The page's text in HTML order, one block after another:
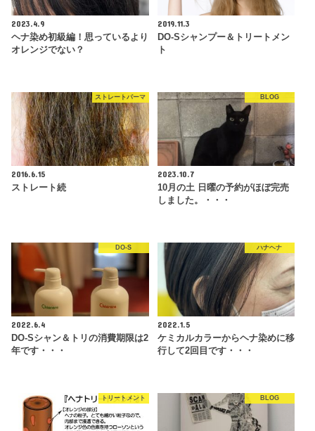
2023.4.9
ヘナ染め初級編！思っているより
オレンジでない？
2019.11.3
DO-Sシャンプー＆トリートメン
ト
ストレートパーマ
2016.6.15
ストレート続
BLOG
2023.10.7
10月の土 日曜の予約がほぼ完売
しました。・・・
DO-S
2022.6.4
DO-Sシャン＆トリの消費期限は2
年です・・・
ハナヘナ
2022.1.5
ケミカルカラーからヘナ染めに移
行して2回目です・・・
トリートメント BLOG